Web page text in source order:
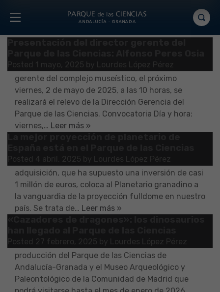
Tipo de prensa:
Convocatoria
Posted 1 mayo, 2025 by Lourdes López Pérez
nombramiento de Alfonso Peres Osia como director
gerente del complejo museístico, el próximo
viernes, 2 de mayo de 2025, a las 10 horas, se
realizará el relevo de la Dirección Gerencia del
Parque de las Ciencias. Convocatoria Día y hora:
viernes,… Leer más »
Posted 4 abril, 2025 by Lourdes López Pérez
Planetario del Parque de las Ciencias. Esta nueva
adquisición, que ha supuesto una inversión de casi
1 millón de euros, coloca al Planetario granadino a
la vanguardia de la proyección fulldome en nuestro
país. Se trata de… Leer más »
Posted 27 febrero, 2025 by Lourdes López Pérez
«Cazadores de dragones». La exhibición, una
producción del Parque de las Ciencias de
Andalucía-Granada y el Museo Arqueológico y
Paleontológico de la Comunidad de Madrid que